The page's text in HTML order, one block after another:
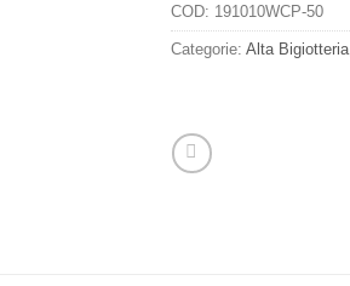
COD: 191010WCP-50
Categorie: Alta Bigiotteria,